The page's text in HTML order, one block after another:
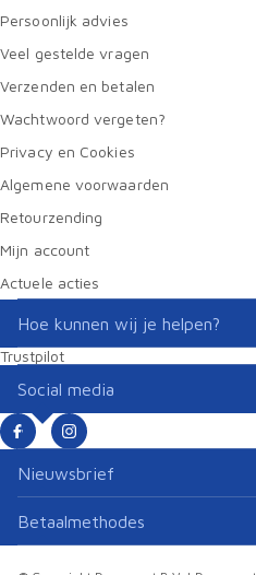
Persoonlijk advies
Veel gestelde vragen
Verzenden en betalen
Wachtwoord vergeten?
Privacy en Cookies
Algemene voorwaarden
Retourzending
Mijn account
Actuele acties
Hoe kunnen wij je helpen?
Trustpilot
Social media
Nieuwsbrief
Betaalmethodes